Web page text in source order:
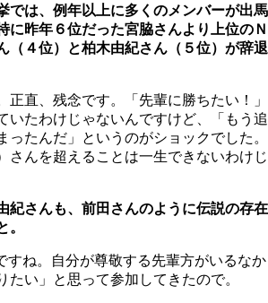
は、例年以上に多くのメンバーが出馬
に昨年６位だった宮脇さんより上位のＮ
（４位）と柏木由紀さん（５位）が辞退
正直、残念です。「先輩に勝ちたい！」
いたわけじゃないんですけど、「もう追
ったんだ」というのがショックでした。
さんを超えることは一生できないわけじ
紀さんも、前田さんのように伝説の存在
。
すね。自分が尊敬する先輩方がいるなか
たい」と思って参加してきたので。